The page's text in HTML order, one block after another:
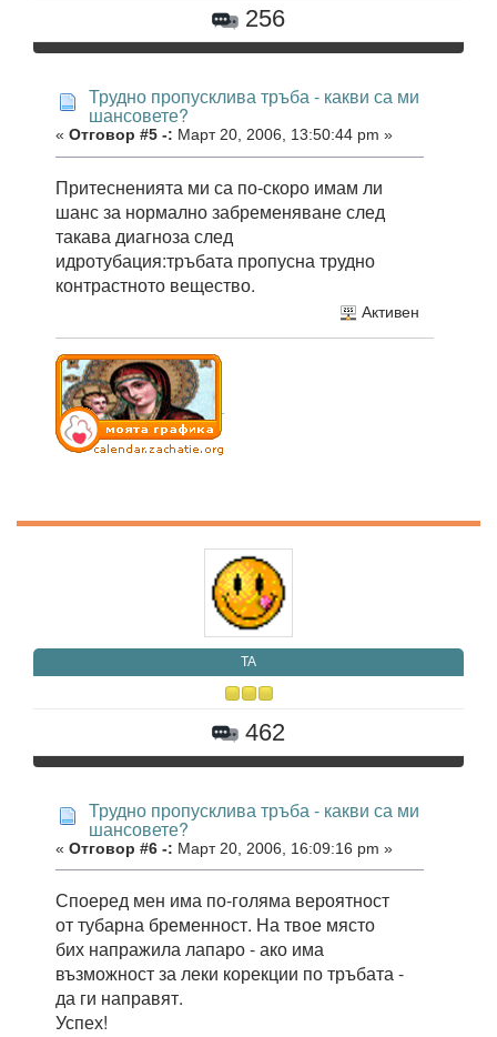
256
Трудно пропусклива тръба - какви са ми
шансовете?
« Отговор #5 -: Март 20, 2006, 13:50:44 pm »
Притесненията ми са по-скоро имам ли
шанс за нормално забременяване след
такава диагноза след
идротубация:тръбата пропусна трудно
контрастното вещество.
Активен
TA
462
Трудно пропусклива тръба - какви са ми
шансовете?
« Отговор #6 -: Март 20, 2006, 16:09:16 pm »
Споеред мен има по-голяма вероятност
от тубарна бременност. На твое място
бих напражила лапаро - ако има
възможност за леки корекции по тръбата -
да ги направят.
Успех!